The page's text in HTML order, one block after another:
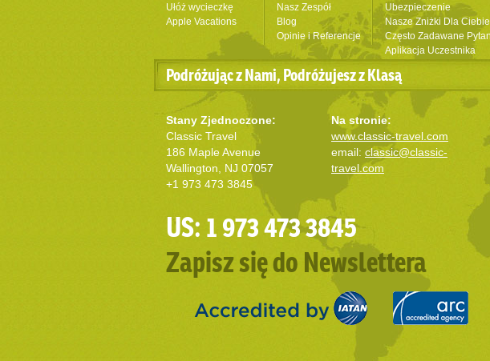
Ułóż wycieczkę
Apple Vacations
Nasz Zespół
Blog
Opinie i Referencje
Ubezpieczenie
Nasze Zniżki Dla Ciebie
Często Zadawane
Aplikacja Uczestnika
Podróżując z Nami, Podróżujesz z Klasą
Stany Zjednoczone:
Classic Travel
186 Maple Avenue
Wallington, NJ 07057
+1 973 473 3845
Na stronie:
www.classic-travel.com
email: classic@classic-
travel.com
US: 1 973 473 3845
Zapisz się do Newslettera